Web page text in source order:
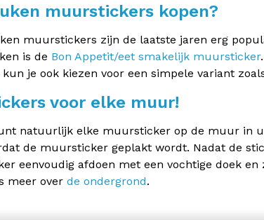
muurstickers kopen?
muurstickers zijn de laatste jaren erg
is de Bon Appetit/eet smakelijk muursticker
kun je ook kiezen voor een simpele variant
voor elke muur!
natuurlijk elke muursticker op de muur in
de muursticker geplakt wordt. Nadat de
eenvoudig afdoen met een vochtige doek
meer over de ondergrond.